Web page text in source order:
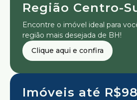
Região Centro-
Clique aqui e confira
Encontre o imóvel ideal para
região mais desejada de BH!
Imóveis até